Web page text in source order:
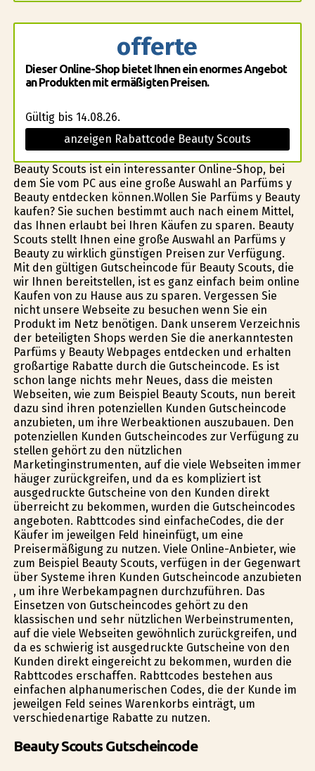
offerte
Dieser Online-Shop bietet Ihnen ein enormes Angebot
an Produkten mit ermäßigten Preisen.
Gültig bis 14.08.26.
anzeigen Rabattcode Beauty Scouts
Beauty Scouts ist ein interessanter Online-Shop, bei
dem Sie vom PC aus eine große Auswahl an Parfüms y
Beauty entdecken können.Wollen Sie Parfüms y Beauty
kaufen? Sie suchen bestimmt auch nach einem Mittel,
das Ihnen erlaubt bei Ihren Käufen zu sparen. Beauty
Scouts stellt Ihnen eine große Auswahl an Parfüms y
Beauty zu wirklich günstïgen Preisen zur Verfügung.
Mit den gültigen Gutscheincode für Beauty Scouts, die
wir Ihnen bereitstellen, ist es ganz einfach beim online
Kaufen von zu Hause aus zu sparen. Vergessen Sie
nicht unsere Webseite zu besuchen wenn Sie ein
Produkt im Netz benötigen. Dank unserem Verzeichnis
der beteiligten Shops werden Sie die anerkanntesten
Parfüms y Beauty Webpages entdecken und erhalten
großartige Rabatte durch die Gutscheincode. Es ist
schon lange nichts mehr Neues, dass die meisten
Webseiten, wie zum Beispiel Beauty Scouts, nun bereit
dazu sind ihren potenziellen Kunden Gutscheincode
anzubieten, um ihre Werbeaktionen auszubauen. Den
potenziellen Kunden Gutscheincodes zur Verfügung zu
stellen gehört zu den nützlichen
Marketinginstrumenten, auf die viele Webseiten immer
häufiger zurückgreifen, und da es kompliziert ist
ausgedruckte Gutscheine von den Kunden direkt
überreicht zu bekommen, wurden die Gutscheincodes
angeboten. Rabttcodes sind einfacheCodes, die der
Käufer im jeweilgen Feld hineinfügt, um eine
Preisermäßigung zu nutzen. Viele Online-Anbieter, wie
zum Beispiel Beauty Scouts, verfügen in der Gegenwart
über Systeme ihren Kunden Gutscheincode anzubieten
, um ihre Werbekampagnen durchzuführen. Das
Einsetzen von Gutscheincodes gehört zu den
klassischen und sehr nützlichen Werbeinstrumenten,
auf die viele Webseiten gewöhnlich zurückgreifen, und
da es schwierig ist ausgedruckte Gutscheine von den
Kunden direkt eingereicht zu bekommen, wurden die
Rabttcodes erschaffen. Rabttcodes bestehen aus
einfachen alphanumerischen Codes, die der Kunde im
jeweilgen Feld seines Warenkorbs einträgt, um
verschiedenartige Rabatte zu nutzen.
Beauty Scouts Gutscheincode